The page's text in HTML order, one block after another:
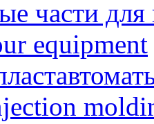
части для
equipment